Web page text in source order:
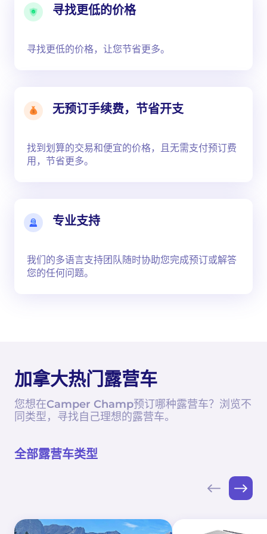
寻找更低的价格
寻找更低的价格，让您节省更多。
无预订手续费，节省开支
找到划算的交易和便宜的价格，且无需支付预订费
用，节省更多。
专业支持
我们的多语言支持团队随时协助您完成预订或解答
您的任何问题。
加拿大热门露营车
您想在Camper Champ预订哪种露营车？浏览不
同类型，寻找自己理想的露营车。
全部露营车类型